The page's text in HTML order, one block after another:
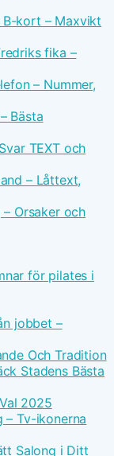
kort – Maxvikt
fika –
– Nummer,
Bästa
TEXT och
– Låttext,
Orsaker och
för pilates i
jobbet –
Och Tradition
Stadens Bästa
2025
– Tv-ikonerna
Salong i Ditt